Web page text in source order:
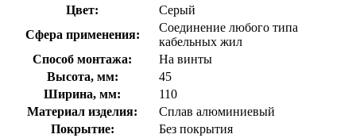
Цвет:
Серый
Сфера применения:
Соединение любого типа
кабельных жил
Способ монтажа:
На винты
Высота, мм:
45
Ширина, мм:
110
Материал изделия:
Сплав алюминиевый
Покрытие:
Без покрытия